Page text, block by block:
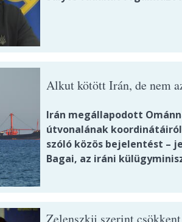
Alkut kötött Irán, de nem
Irán megállapodott
útvonalának
szóló közös bejelentést –
Bagai, az iráni
Zelenszkij szerint csökkent